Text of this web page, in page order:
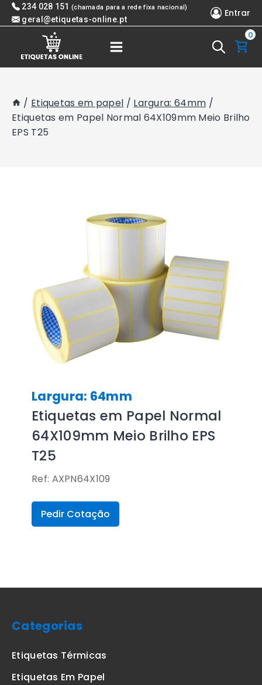
Skip 234 028 151 (chamada para a rede fixa nacional)
geral@etiquetas-online.pt
Entrar
0
/ Etiquetas em papel / Largura: 64mm /
Etiquetas em Papel Normal 64X109mm Meio Brilho
EPS T25
Largura: 64mm
Etiquetas em Papel Normal
64X109mm Meio Brilho EPS
T25
Ref: AXPN64X109
Pedir Cotação
Categorias
Etiquetas Térmicas
Etiquetas Em Papel